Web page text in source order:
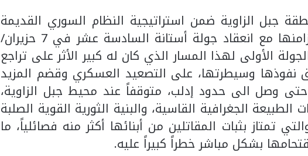
جبل الزاوية ضمن استراتيجية النظام السوري القديمة
المتجددة، والتي كان لافتاً تزامنها مع انعقاد جولة أستانة السادسة عشر في 7 حزيران/
الأولى لهذا المسار الذي كان له كبير الأثر على تراجع
نفوذها وسيطرتها، على التصعيد العسكري وقضم المزيد
وصل الى حدود إدلب، متوقفاً عند محيط جبل الزاوية،
الجغرافية القاسية، والبنية الثورية القوية الصلبة
تمتاز بثبات المقاتلين من أبنائها أكثر منه فصائلياً، ما
بشكل مباشر خطراً كبيراً عليه.